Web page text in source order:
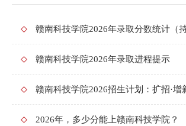
赣南科技学院2026年录取进程提示
2026年，多少分能上赣南科技学院？